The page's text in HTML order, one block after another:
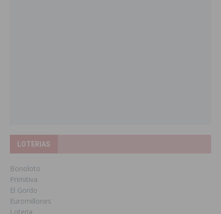
LOTERIAS
Bonoloto
Primitiva
El Gordo
Euromillones
Loteria